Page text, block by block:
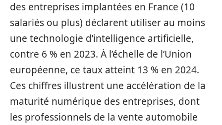
des entreprises implantées en France (10
salariés ou plus) déclarent utiliser au moins
une technologie d’intelligence artificielle,
contre 6 % en 2023. À l’échelle de l’Union
européenne, ce taux atteint 13 % en 2024.
Ces chiffres illustrent une accélération de la
maturité numérique des entreprises, dont
les professionnels de la vente automobile